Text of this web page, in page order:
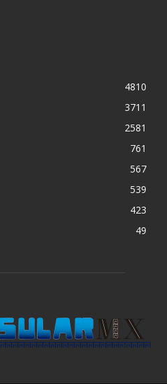
4810
3711
2581
761
567
539
423
49